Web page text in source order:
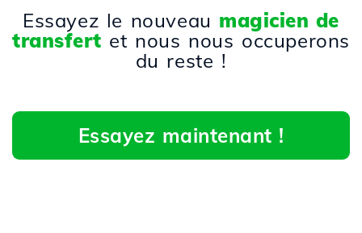
Essayez le nouveau magicien de
transfert et nous nous occuperons
du reste !
Essayez maintenant !